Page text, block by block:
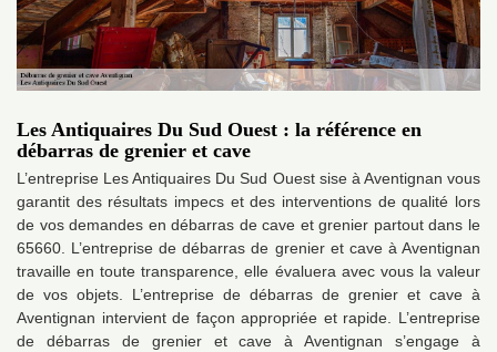
Les Antiquaires Du Sud Ouest : la référence en
débarras de grenier et cave
L’entreprise Les Antiquaires Du Sud Ouest sise à Aventignan vous
garantit des résultats impecs et des interventions de qualité lors
de vos demandes en débarras de cave et grenier partout dans le
65660. L’entreprise de débarras de grenier et cave à Aventignan
travaille en toute transparence, elle évaluera avec vous la valeur
de vos objets. L’entreprise de débarras de grenier et cave à
Aventignan intervient de façon appropriée et rapide. L’entreprise
de débarras de grenier et cave à Aventignan s’engage à